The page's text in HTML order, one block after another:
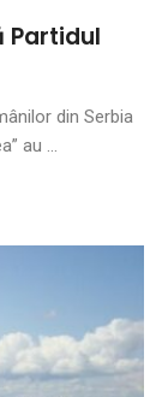
Partidul
din Serbia
au ...